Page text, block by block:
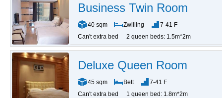
Business Twin Room
40 sqm Zwilling
7-41 F
Can't extra bed
2 queen beds: 1.5m*2m
Deluxe Queen Room
45 sqm Bett
7-41 F
Can't extra bed
1 queen bed: 1.8m*2m